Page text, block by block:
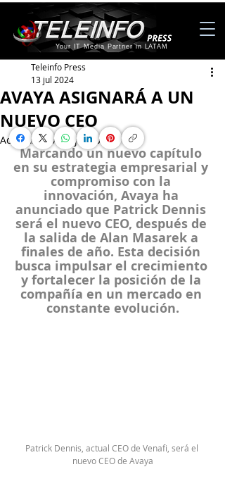
Your IT Media Partner in LATAM
AVAYA ASIGNARÁ A UN
NUEVO CEO
Teleinfo Press
13 jul 2024
Actualizado: 19 jul 2024
Marcando un nuevo capítulo
en su estrategia empresarial y
compromiso con la
innovación, Avaya ha
anunciado que Patrick Dennis
será el nuevo CEO, después de
la salida de Alan Masarek a
finales de año. Esta decisión
busca impulsar el crecimiento
y fortalecer la posición de la
compañía en un mercado en
constante evolución.
Patrick Dennis, actual CEO de Venafi, será el
nuevo CEO de Avaya